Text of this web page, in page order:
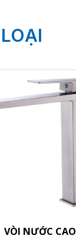
VÒI NƯỚC CAO